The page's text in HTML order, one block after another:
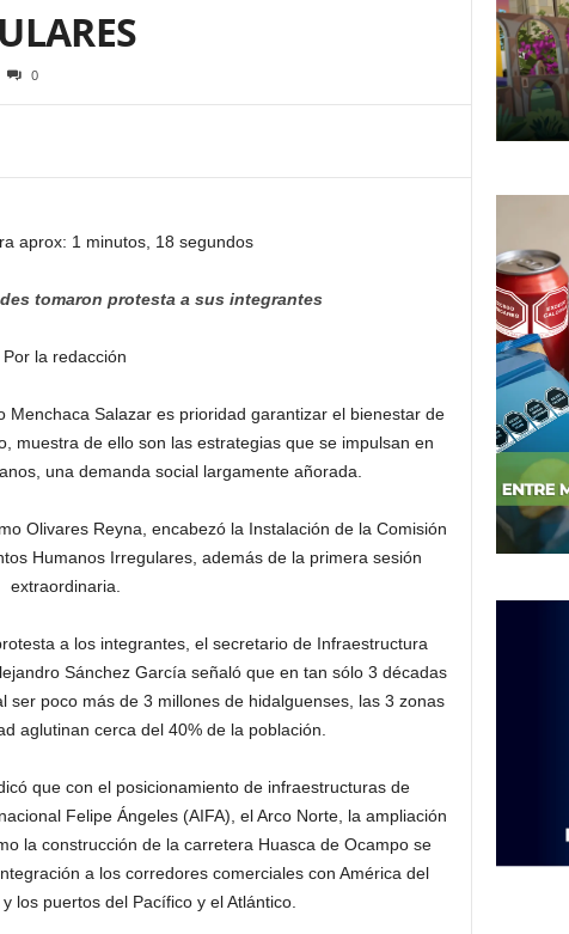
0
aprox: 1 minutos, 18 segundos
tomaron protesta a sus integrantes
Por la redacción
Menchaca Salazar es prioridad garantizar el bienestar de
muestra de ello son las estrategias que se impulsan en
una demanda social largamente añorada.
Olivares Reyna, encabezó la Instalación de la Comisión
Humanos Irregulares, además de la primera sesión
extraordinaria.
a los integrantes, el secretario de Infraestructura
Sánchez García señaló que en tan sólo 3 décadas
ser poco más de 3 millones de hidalguenses, las 3 zonas
aglutinan cerca del 40% de la población.
que con el posicionamiento de infraestructuras de
Felipe Ángeles (AIFA), el Arco Norte, la ampliación
la construcción de la carretera Huasca de Ocampo se
a los corredores comerciales con América del
los puertos del Pacífico y el Atlántico.